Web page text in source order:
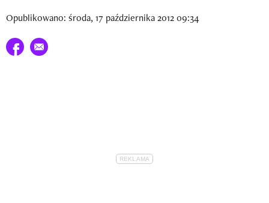
Opublikowano: środa, 17 października 2012 09:34
Udostępnij na facebook
E-mail do przyjaciela